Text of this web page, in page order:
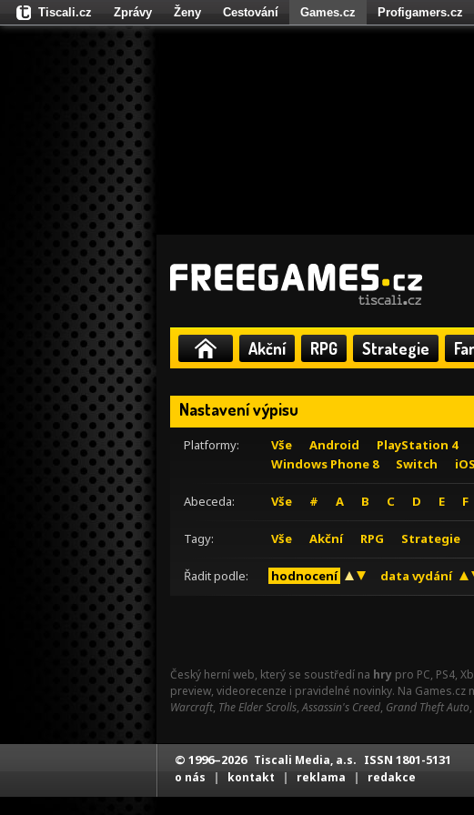
Akční RPG Strategie
Nastavení výpisu
Platformy: Vše Android PlayStation 4
Windows Phone 8
Switch iOS
Abeceda: Vše # A B C D E F
Tagy: Vše Akční RPG Strategie
Řadit podle: hodnocení data vydání
Český herní web, který se soustředí na hry pro PC, PS4,
preview, videorecenze i pravidelné novinky. Na
Warcraft, The Elder Scrolls,Assassin's Creed, Grand Theft Auto,
Tiscali.cz Zprávy Ženy Cestování Games.cz Profigamers.cz
Fights.cz
© 1996–2026 Tiscali Media, a.s. ISSN 1801-5131
o nás | kontakt | reklama | redakce